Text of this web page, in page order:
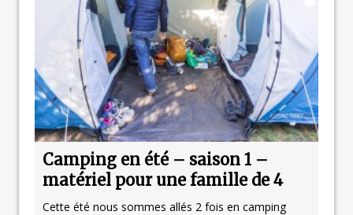
Camping en été – saison 1 –
matériel pour une famille de 4
Cette été nous sommes allés 2 fois en camping